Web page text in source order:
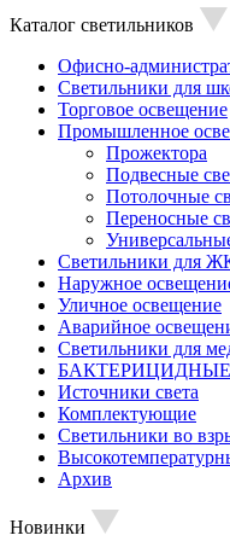
Каталог светильников
Офисно-
Светильники для
Торговое освещение
Промышленное
Прожектора
Подвесные
Потолочные
Переносные
Светильники для
Наружное
Уличное освещение
Аварийное
Светильники для
Источники света
Комплектующие
Светильники во
Архив
Новинки